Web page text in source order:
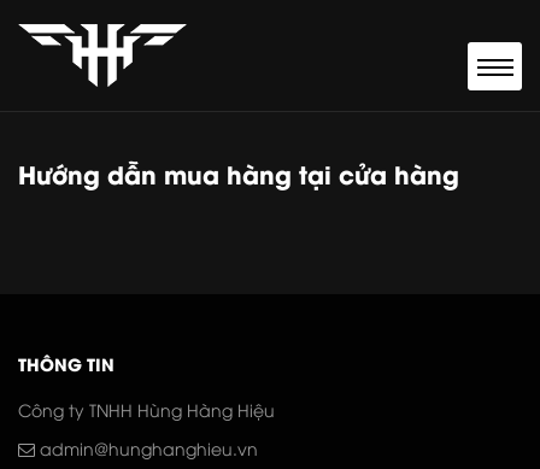
Hướng dẫn mua hàng tại cửa hàng
THÔNG TIN
Công ty TNHH Hùng Hàng Hiệu
admin@hunghanghieu.vn